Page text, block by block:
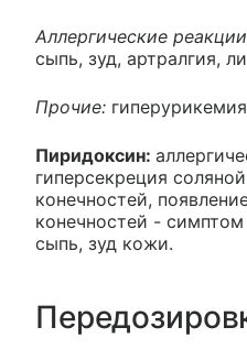
Аллергические
сыпь, зуд, артралгия,
Прочие:
Пиридоксин:
гиперсекреция
конечностей,
конечностей - симптом
сыпь, зуд кожи.